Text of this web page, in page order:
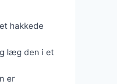
hakkede
læg den i et
er